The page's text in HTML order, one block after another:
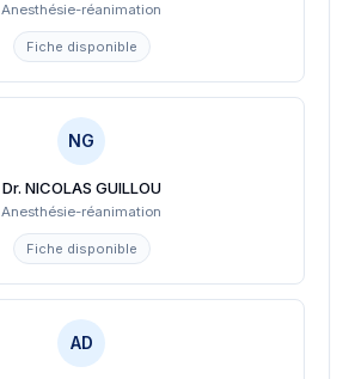
Anesthésie-réanimation
Fiche disponible
NG
Dr. NICOLAS GUILLOU
Anesthésie-réanimation
Fiche disponible
AD